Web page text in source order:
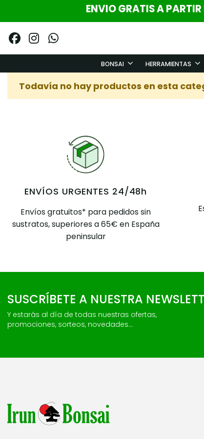
ENVIO GRATIS A
BONSAI HERRAMIENTAS
Todavía no hay productos en esta
ENVÍOS URGENTES 24/48h
Envíos gratuitos* para pedidos sin
sustratos, superiores a 65€ en España
peninsular
SUSCRÍBETE A NUESTRA
Y estarás al día de todas nuestras ofertas,
promociones, sorteos, novedades...